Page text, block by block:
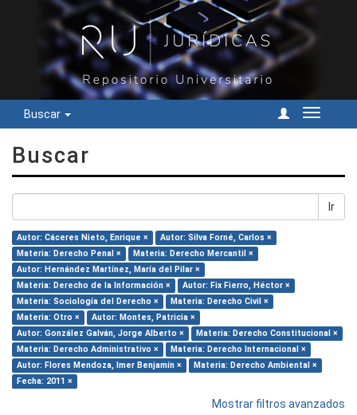
Buscar
Cambiar
Buscar
Ir
Autor: Cáceres Nieto, Enrique ×
Autor: Silva Forné, Carlos ×
Materia: Derecho Penal ×
Materia: Derecho Mercantil ×
Autor: Hernández Martínez, María del Pilar ×
Materia: Derecho de la Información ×
Autor: Fix Fierro, Héctor ×
Materia: Sociología del Derecho ×
Materia: Derecho Civil ×
Materia: Otro ×
Autor: Montes, Patricia ×
Autor: González Galván, Jorge Alberto ×
Materia: Derecho Constitucional ×
Materia: Derecho Administrativo ×
Materia: Derecho Internacional ×
Autor: Flores Mendoza, Imer Benjamín ×
Materia: Derecho Ambiental ×
Fecha: 2011 ×
Mostrar filtros avanzados